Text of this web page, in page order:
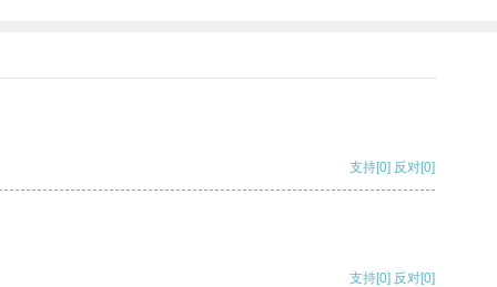
支持[0] 反对[0]
支持[0] 反对[0]